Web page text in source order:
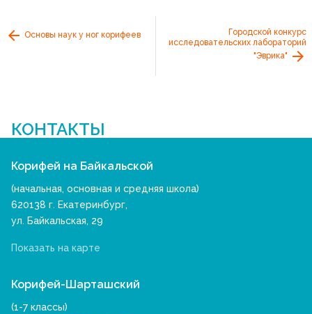
Основы наук у ног корифеев
Городской конкурс
исследовательских лабораторий
"Эврика"
КОНТАКТЫ
Корифей на Байкальской
(начальная, основная и средняя школа)
620138 г. Екатеринбург,
ул. Байкальская, 29
Показать на карте
Корифей-Шарташский
(1-7 классы)